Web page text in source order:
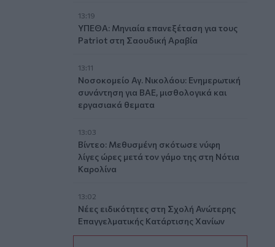
13:19
ΥΠΕΘΑ: Μηνιαία επανεξέταση για τους
Patriot στη Σαουδική Αραβία
13:11
Νοσοκομείο Αγ. Νικολάου: Ενημερωτική
συνάντηση για ΒΑΕ, μισθολογικά και
εργασιακά θεματα
13:03
Βίντεο: Μεθυσμένη σκότωσε νύφη
λίγες ώρες μετά τον γάμο της στη Νότια
Καρολίνα
13:02
Νέες ειδικότητες στη Σχολή Ανώτερης
Επαγγελματικής Κατάρτισης Χανίων